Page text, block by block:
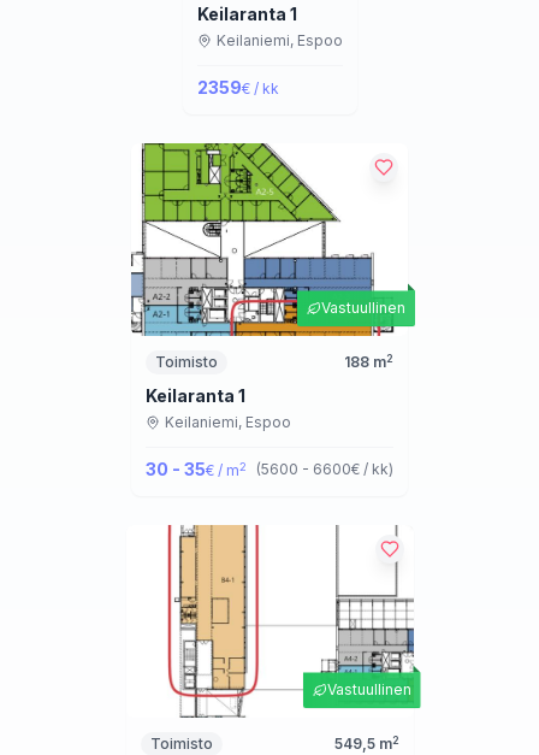
Keilaranta 1
Keilaniemi, Espoo
2359€ / kk
Vastuullinen
Toimisto 188 m2
Keilaranta 1
Keilaniemi, Espoo
30 - 35€ / m2 (5600 - 6600€ / kk)
Vastuullinen
Toimisto 549,5m2